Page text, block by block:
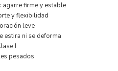
agarre firme y estable
y flexibilidad
leve
estira ni se deforma
I
pesados